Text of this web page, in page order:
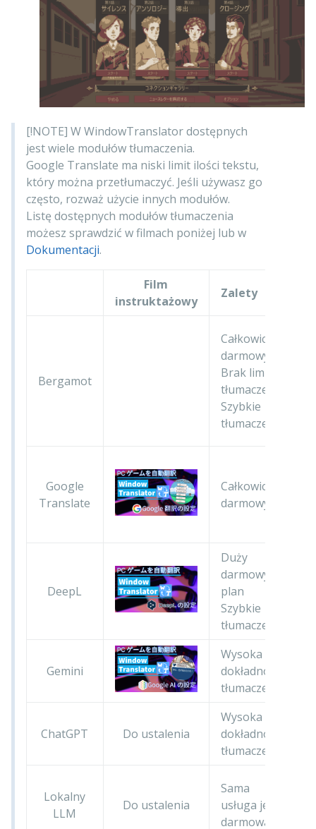
[!NOTE] W WindowTranslator dostępnych
jest wiele modułów tłumaczenia.
Google Translate ma niski limit ilości tekstu,
który można przetłumaczyć. Jeśli używasz go
często, rozważ użycie innych modułów.
Listę dostępnych modułów tłumaczenia
możesz sprawdzić w filmach poniżej lub w
Dokumentacji.
Film
instruktażowy
Zalety
Bergamot
Całkowicie
darmowy
Brak limitu
tłumaczeń
Szybkie
tłumaczenie
Google
Translate
Całkowicie
darmowy
DeepL
Duży
darmowy
plan
Szybkie
tłumaczenie
Gemini
Wysoka
dokładność
tłumaczeń
ChatGPT Do ustalenia
Wysoka
dokładność
tłumaczeń
Lokalny
LLM
Do ustalenia
Sama
usługa jest
darmowa